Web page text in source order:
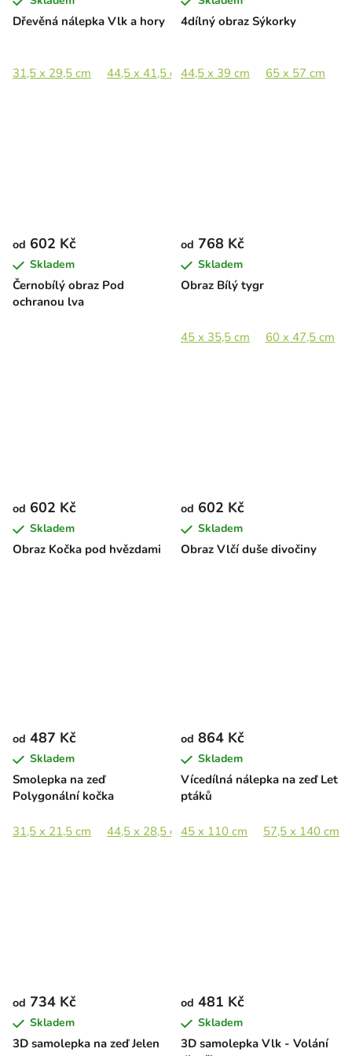
Dřevěná nálepka Vlk a hory
31,5 x 29,5 cm 44,5 x 41,5 cm 69,5 x 65 cm 89 x 83,5
4dílný obraz Sýkorky
44,5 x 39 cm 65 x 57 cm
Černobílý obraz Pod
ochranou lva
od 602 Kč
Skladem
Obraz Bílý tygr
od 768 Kč
Skladem
45 x 35,5 cm 60 x 47,5 cm
Obraz Kočka pod hvězdami
od 602 Kč
Skladem
Obraz Vlčí duše divočiny
od 602 Kč
Skladem
Smolepka na zeď
Polygonální kočka
od 487 Kč
Skladem
31,5 x 21,5 cm 44,5 x 28,5 cm 65 x 42 cm 89 x 57,5 cm
Vícedílná nálepka na zeď Let
ptáků
od 864 Kč
Skladem
45 x 110 cm 57,5 x 140 cm
3D samolepka na zeď Jelen
od 734 Kč
Skladem
3D samolepka Vlk - Volání
od 481 Kč
Skladem